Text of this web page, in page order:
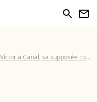
search newsletter
sa supposée compagne âgée de 25 ans ?